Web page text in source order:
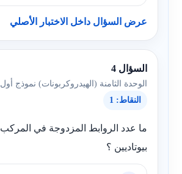
عرض السؤال داخل الاختبار الأصلي
السؤال 4
الوحدة الثامنة (الهيدروكربونات) نموذج أول
النقاط: 1
ما عدد الروابط المزدوجة في المركب 2-ميثيل-1و
بيوتاديين ؟